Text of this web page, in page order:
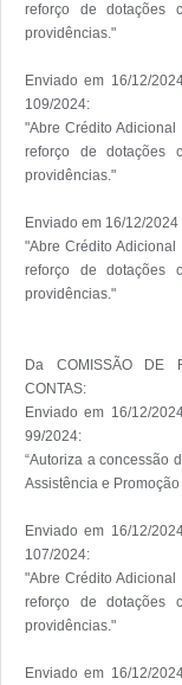
reforço de dotações
providências."
Enviado em 16/12/
109/2024:
"Abre Crédito
reforço de dotações
providências."
Enviado em 16/12/
"Abre Crédito
reforço de dotações
providências."
Da COMISSÃO DE
CONTAS:
Enviado em 16/12/
99/2024:
“Autoriza a concessão
Assistência e
Enviado em 16/12/
107/2024:
"Abre Crédito
reforço de dotações
providências."
Enviado em 16/12/